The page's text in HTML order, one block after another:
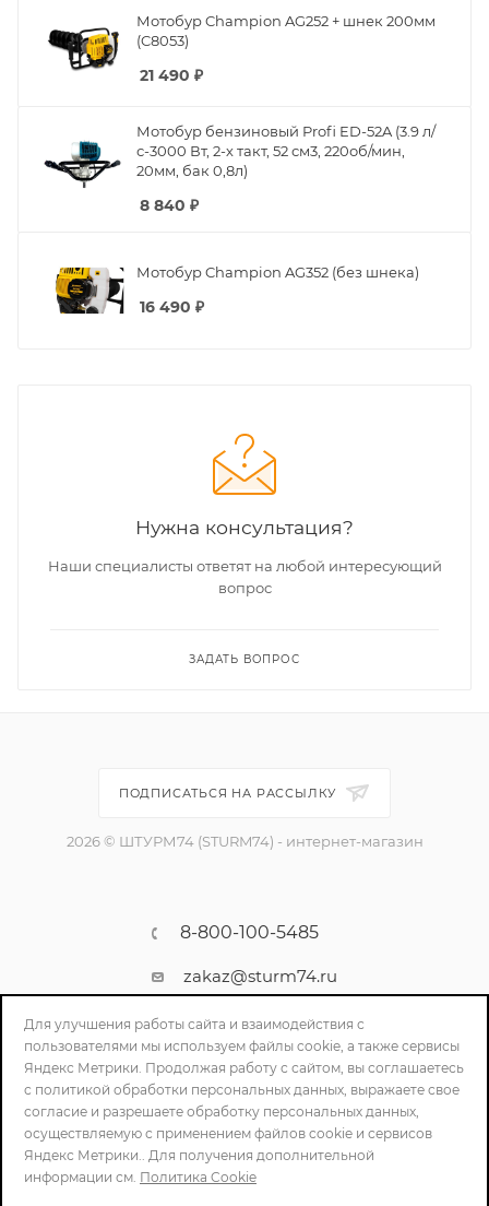
Мотобур Champion AG252 + шнек 200мм
(C8053)
21 490 ₽
Мотобур бензиновый Profi ED-52A (3.9 л/
с-3000 Вт, 2-х такт, 52 см3, 220об/мин,
20мм, бак 0,8л)
8 840 ₽
Мотобур Champion AG352 (без шнека)
16 490 ₽
Нужна консультация?
Наши специалисты ответят на любой интересующий
вопрос
ЗАДАТЬ ВОПРОС
ПОДПИСАТЬСЯ НА РАССЫЛКУ
2026 © ШТУРМ74 (STURM74) - интернет-магазин
8-800-100-5485
zakaz@sturm74.ru
г. Челябинск, ул. Стартовая 34/1
Для улучшения работы сайта и взаимодействия с
пользователями мы используем файлы cookie, а также сервисы
Яндекс Метрики. Продолжая работу с сайтом, вы соглашаетесь
с политикой обработки персональных данных, выражаете свое
согласие и разрешаете обработку персональных данных,
осуществляемую с применением файлов cookie и сервисов
Яндекс Метрики.. Для получения дополнительной
информации см. Политика Cookie